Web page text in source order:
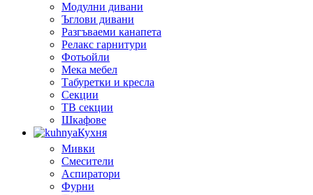
Модулни дивани
Ъглови дивани
Разгъваеми канапета
Релакс гарнитури
Фотьойли
Мека мебел
Табуретки и кресла
Секции
ТВ секции
Шкафове
Кухня
Мивки
Смесители
Аспиратори
Фурни